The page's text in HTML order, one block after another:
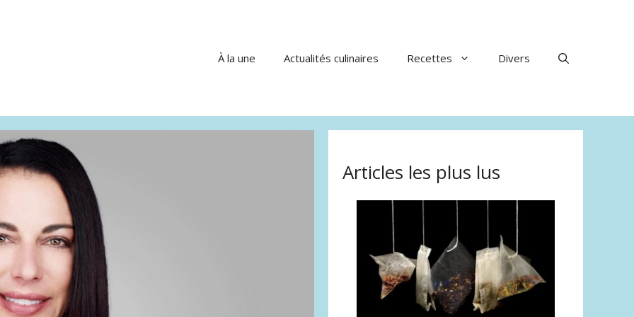
À la une Actualités culinaires Recettes Divers
Articles les plus lus